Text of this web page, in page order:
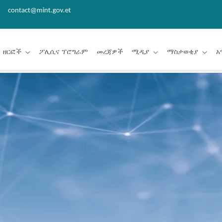
contact@mint.gov.et
ዘርፎች ፖሊሲና ፕሮግራም መረጃዎች ሚዲያ ማስታወቂያ